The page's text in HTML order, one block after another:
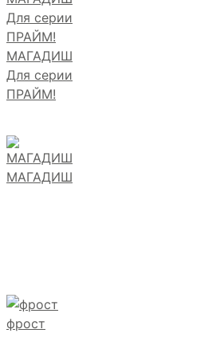
МАГАДИШ
Для серии
ПРАЙМ!
МАГАДИШ
фрост